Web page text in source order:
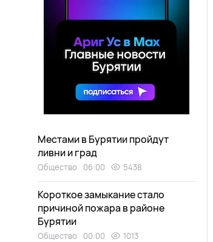
Местами в Бурятии пройдут
ливни и град
Общество 06:00 5438
Короткое замыкание стало
причиной пожара в районе
Бурятии
Общество 00:00 1013